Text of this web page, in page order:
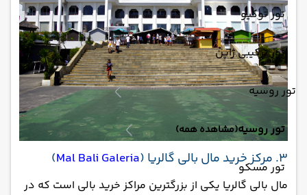
تور توکیو
تور ترکیبی ژاپن
تور روسیه
تور روسیه(مشاهده همه)
تور مسکو3. مرکز خرید مال بالی گالریا ( Mal Bali Galeria
)
مال بالی گالریا یکی از بزرگترین مراکز خرید بالی است که در